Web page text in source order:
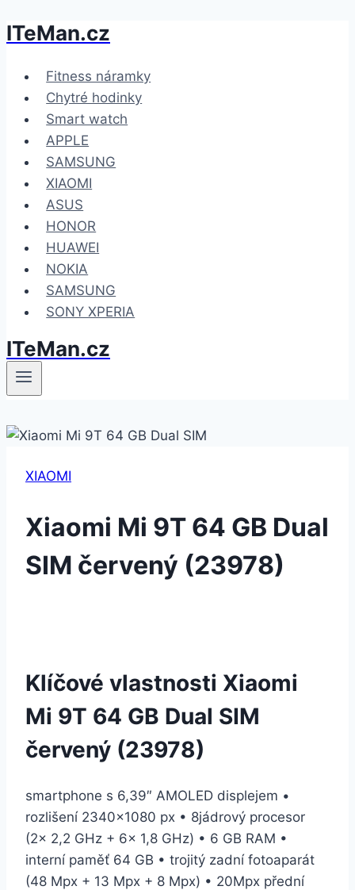
Přeskočit
obsah
ITeMan.cz
Fitness náramky
Chytré hodinky
Smart watch
APPLE
SAMSUNG
XIAOMI
ASUS
HONOR
HUAWEI
NOKIA
SAMSUNG
SONY XPERIA
ITeMan.cz
XIAOMI
Xiaomi Mi 9T 64 GB Dual
SIM červený (23978)
Klíčové vlastnosti Xiaomi
Mi 9T 64 GB Dual SIM
červený (23978)
smartphone s 6,39″ AMOLED displejem •
rozlišení 2340×1080 px • 8jádrový procesor
(2× 2,2 GHz + 6× 1,8 GHz) • 6 GB RAM •
interní paměť 64 GB • trojitý zadní fotoaparát
(48 Mpx + 13 Mpx + 8 Mpx) • 20Mpx přední